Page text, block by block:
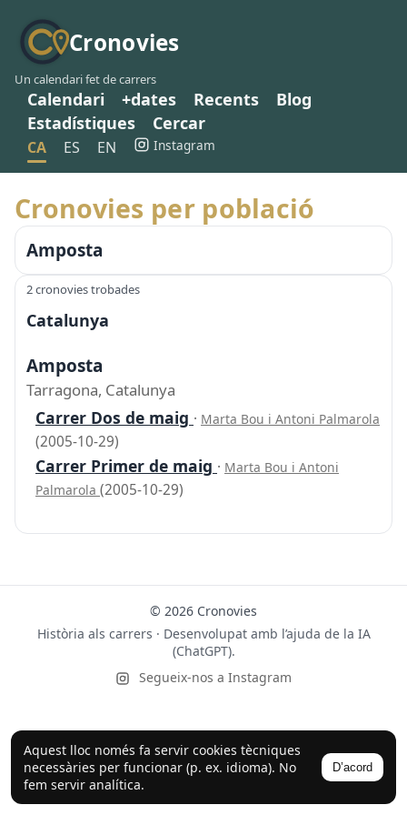
Cronovies
Un calendari fet de carrers
Calendari +dates Recents
Blog
Estadístiques
Cercar
CA ES EN Instagram
Aquest lloc només fa servir cookies tècniques
necessàries per funcionar (p. ex. idioma). No
fem servir analítica.
D’acord
Cronovies per població
Amposta
2 cronovies trobades
Catalunya
Amposta
Tarragona, Catalunya
Carrer Dos de maig · Marta Bou i Antoni Palmarola
(2005-10-29)
Carrer Primer de maig · Marta Bou i Antoni
Palmarola (2005-10-29)
© 2026 Cronovies
Història als carrers · Desenvolupat amb l’ajuda de la IA
(ChatGPT).
Segueix-nos a Instagram